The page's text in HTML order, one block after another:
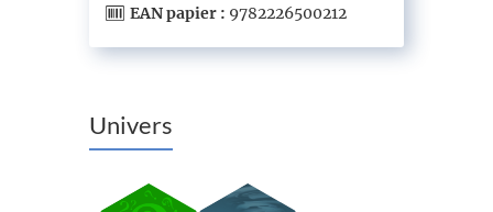
EAN papier : 9782226500212
Univers